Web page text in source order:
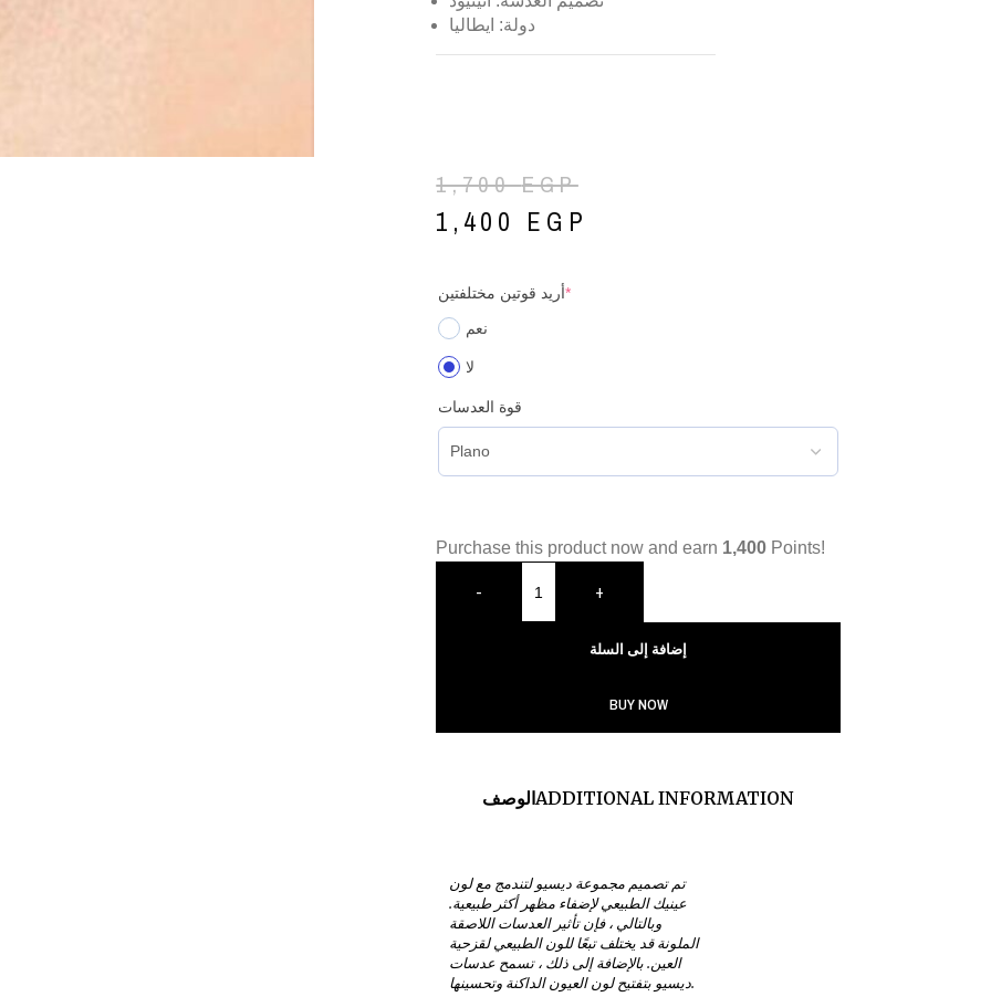
دولة: ايطاليا
1,700EGP
1,400 EGP
أريد قوتين مختلفتين*
نعم
لا
قوة العدسات
Purchase this product now and earn 1,400 Points!
- +
إضافة إلى السلة
BUY NOW
الوصفADDITIONAL INFORMATION
تم تصميم مجموعة ديسيو لتندمج مع لون
عينيك الطبيعي لإضفاء مظهر أكثر طبيعية.
وبالتالي ، فإن تأثير العدسات اللاصقة
الملونة قد يختلف تبعًا للون الطبيعي لقزحية
العين. بالإضافة إلى ذلك ، تسمح عدسات
ديسيو بتفتيح لون العيون الداكنة وتحسينها.